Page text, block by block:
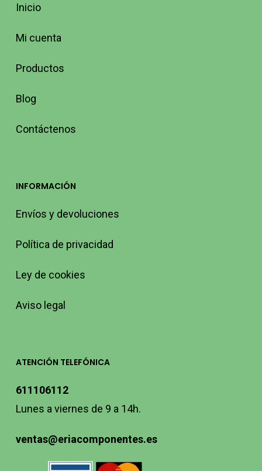
Inicio
Mi cuenta
Productos
Blog
Contáctenos
INFORMACIÓN
Envíos y devoluciones
Política de privacidad
Ley de cookies
Aviso legal
ATENCIÓN TELEFÓNICA
611106112
Lunes a viernes de 9 a 14h.
ventas@eriacomponentes.es